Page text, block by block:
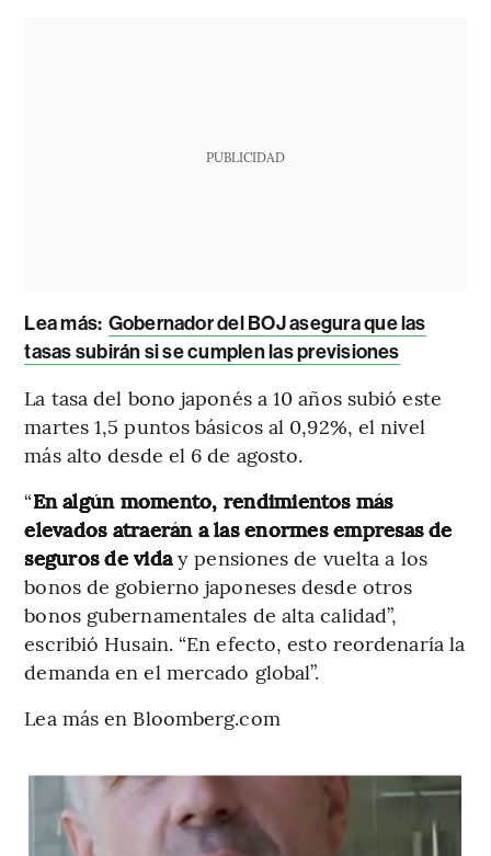
PUBLICIDAD
Lea más: Gobernador del BOJ asegura que las
tasas subirán si se cumplen las previsiones
La tasa del bono japonés a 10 años subió este
martes 1,5 puntos básicos al 0,92%, el nivel
más alto desde el 6 de agosto.
“En algún momento, rendimientos más
elevados atraerán a las enormes empresas de
seguros de viday pensiones de vuelta a los
bonos de gobierno japoneses desde otros
bonos gubernamentales de alta calidad”,
escribió Husain. “En efecto, esto reordenaría la
demanda en el mercado global”.
Lea más en Bloomberg.com